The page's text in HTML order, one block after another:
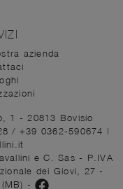
azienda
1 - 20813 Bovisio
/ +39 0362-590674 |
e C. Sas - P.IVA
dei Giovi, 27 -
-